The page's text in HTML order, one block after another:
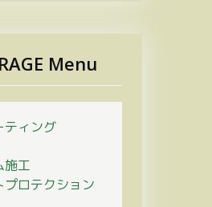
Menu
ィング
施工
ロテクション